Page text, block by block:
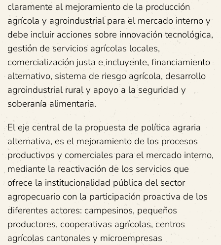
claramente al mejoramiento de la producción
agrícola y agroindustrial para el mercado interno y
debe incluir acciones sobre innovación tecnológica,
gestión de servicios agrícolas locales,
comercialización justa e incluyente, financiamiento
alternativo, sistema de riesgo agrícola, desarrollo
agroindustrial rural y apoyo a la seguridad y
soberanía alimentaria.
El eje central de la propuesta de política agraria
alternativa, es el mejoramiento de los procesos
productivos y comerciales para el mercado interno,
mediante la reactivación de los servicios que
ofrece la institucionalidad pública del sector
agropecuario con la participación proactiva de los
diferentes actores: campesinos, pequeños
productores, cooperativas agrícolas, centros
agrícolas cantonales y microempresas